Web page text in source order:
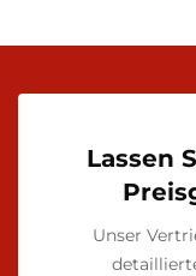
Lassen
Unser